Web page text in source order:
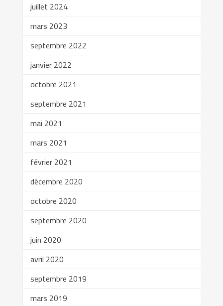
juillet 2024
mars 2023
septembre 2022
janvier 2022
octobre 2021
septembre 2021
mai 2021
mars 2021
février 2021
décembre 2020
octobre 2020
septembre 2020
juin 2020
avril 2020
septembre 2019
mars 2019